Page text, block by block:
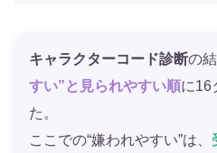
キャラクターコード診断の
すい”と見られやすい順に16
た。
ここでの“嫌われやすい”は、